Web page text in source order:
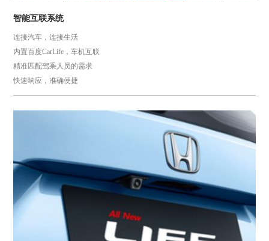
智能互联系统
连接汽车，连接生活
内置百度CarLife，车机互联
精准匹配驾乘人员的需求
快速响应，准确便捷